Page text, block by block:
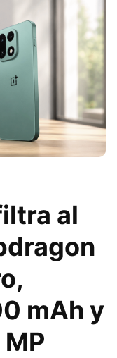
al
mAh y